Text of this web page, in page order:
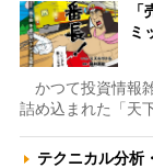
ミ
かつて投資情報
詰め込まれた「天
テクニカル分析